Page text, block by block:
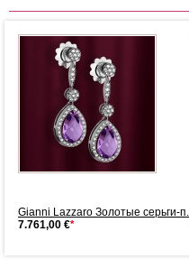
Gianni Lazzaro Золотые серьги-
7.761,00 €*